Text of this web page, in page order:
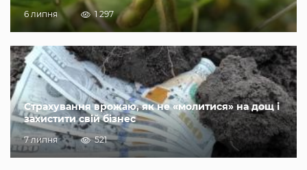
6 липня 1 297
Страхування врожаю, як не «молитися» на дощ і
захистити свій бізнес
7 липня 521